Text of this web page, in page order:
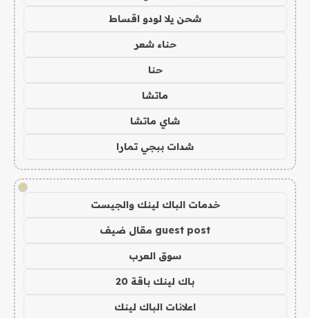
شحن يلا لودو اقساط
حناء شعر
حنا
ماتشا
شاي ماتشا
شدات ببجي تمارا
!
خدمات الباك لينك والجيست
guest post مقال ضيف
سوق العرب
باك لينك باقة 20
اعلانات الباك لينك